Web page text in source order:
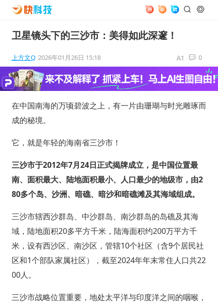
卫星镜头下的三沙市：美得如此深邃！
上方文Q 2026年01月26日 15:18 0
在中国南海的万顷碧波之上，有一片由珊瑚与时光雕琢而
成的秘境。
它，就是年轻的海南省三沙市！
三沙市于2012年7月24日正式揭牌成立，是中国位置最
南、面积最大、陆地面积最小、人口最少的地级市，由2
80多个岛、沙洲、暗礁、暗沙和暗礁滩及其海域组成。
三沙市辖西沙群岛、中沙群岛、南沙群岛的岛礁及其海
域，陆地面积20多平方千米，陆海面积约200万平方千
米，设有西沙区、南沙区，管辖10个社区（含9个居民社
区和1个部队家属社区），截至2024年年末常住人口共22
00人。
三沙市战略位置重要，地处太平洋与印度洋之间的咽喉，